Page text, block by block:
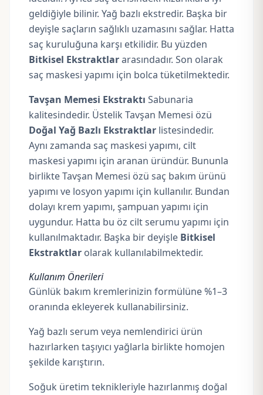
geldiğiyle bilinir. Yağ bazlı ekstredir. Başka bir
deyişle saçların sağlıklı uzamasını sağlar. Hatta
saç kuruluğuna karşı etkilidir. Bu yüzden
Bitkisel Ekstraktlararasındadır. Son olarak
saç maskesi yapımı için bolca tüketilmektedir.
Tavşan Memesi Ekstraktı Sabunaria
kalitesindedir. Üstelik Tavşan Memesi özü
Doğal Yağ Bazlı Ekstraktlar listesindedir.
Aynı zamanda saç maskesi yapımı, cilt
maskesi yapımı için aranan üründür. Bununla
birlikte Tavşan Memesi özü saç bakım ürünü
yapımı ve losyon yapımı için kullanılır. Bundan
dolayı krem yapımı, şampuan yapımı için
uygundur. Hatta bu öz cilt serumu yapımı için
kullanılmaktadır. Başka bir deyişle Bitkisel
Ekstraktlar olarak kullanılabilmektedir.
Kullanım Önerileri
Günlük bakım kremlerinizin formülüne %1–3
oranında ekleyerek kullanabilirsiniz.
Yağ bazlı serum veya nemlendirici ürün
hazırlarken taşıyıcı yağlarla birlikte homojen
şekilde karıştırın.
Soğuk üretim teknikleriyle hazırlanmış doğal